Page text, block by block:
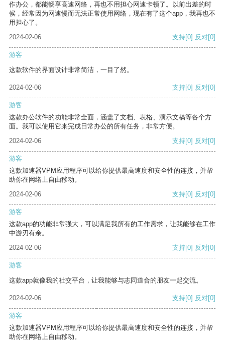
作办公，都能畅享高速网络，再也不用担心网速卡顿了。以前出差的时
候，经常因为网速慢而无法正常使用网络，现在有了这个app，我再也不
用担心了。
2024-02-06
支持[0] 反对[0]
游客
这款软件的界面设计非常简洁，一目了然。
2024-02-06 支持[0] 反对[0]
游客
这款办公软件的功能非常全面，涵盖了文档、表格、演示文稿等各个方
面。我可以使用它来完成日常办公的所有任务，非常方便。
2024-02-06
支持[0] 反对[0]
游客
这款加速器VPM应用程序可以给你提供最高速度和安全性的连接，并帮
助你在网络上自由移动。
2024-02-06
支持[0] 反对[0]
游客
这款app的功能非常强大，可以满足我所有的工作需求，让我能够在工作
中游刃有余。
2024-02-06
支持[0] 反对[0]
游客
这款app就像我的社交平台，让我能够与志同道合的朋友一起交流。
2024-02-06 支持[0] 反对[0]
游客
这款加速器VPM应用程序可以给你提供最高速度和安全性的连接，并帮
助你在网络上自由移动。